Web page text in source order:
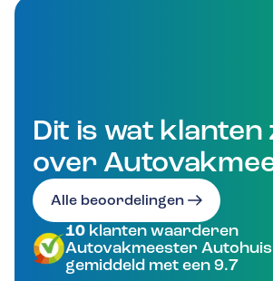
Dit is wat klanten
over
Alle beoordelingen
10 klanten waarderen
Autovakmeester
gemiddeld met een 9.7